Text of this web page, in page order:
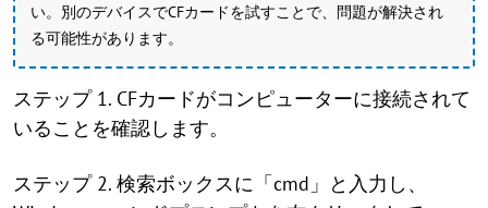
い。別のデバイスでCFカードを試すことで、問題が解決され
る可能性があります。
ステップ 1. CFカードがコンピューターに接続されて
いることを確認します。
ステップ 2. 検索ボックスに「cmd」と入力し、